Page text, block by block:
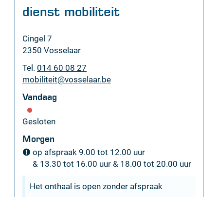
Contact
dienst mobiliteit
Adres
Cingel 7
,2350 Vosselaar
Tel. 014 60 08 27
E-
mobiliteit@vosselaar.be
Vandaag
Gesloten
Morgen
op afspraak 9.00 tot 12.00 uur
& 13.30 tot 16.00 uur & 18.00 tot 20.00 uur
Het onthaal is open zonder afspraak